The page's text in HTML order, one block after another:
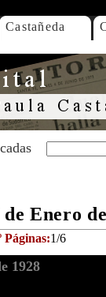
Castañeda
Enero
Páginas:1/6
1928